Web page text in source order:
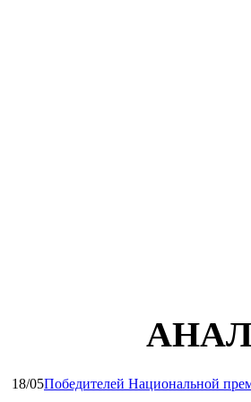
18/05Победителей Национальной